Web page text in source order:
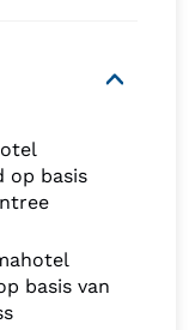
op basis
basis van